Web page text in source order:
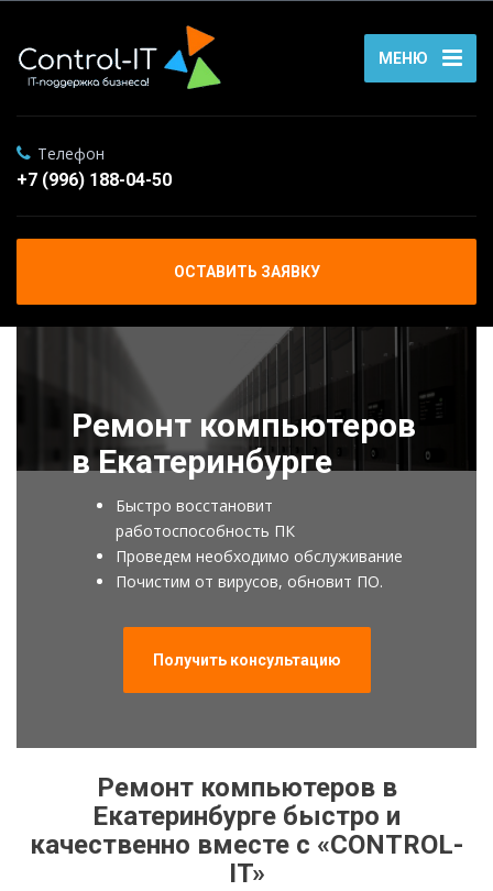
МЕНЮ
Телефон
+7 (996) 188-04-50
ОСТАВИТЬ ЗАЯВКУ
Ремонт компьютеров
в Екатеринбурге
Быстро восстановит
работоспособность ПК
Проведем необходимо обслуживание
Почистим от вирусов, обновит ПО.
Получить консультацию
Ремонт компьютеров в
Екатеринбурге быстро и
качественно вместе с «CONTROL-
IT»